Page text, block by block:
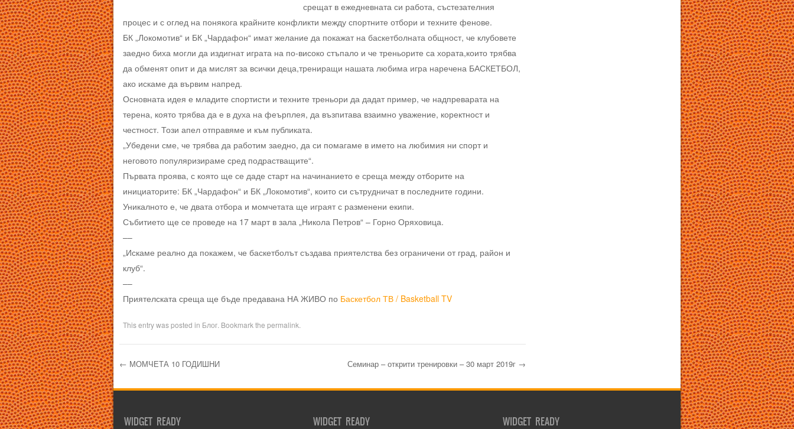
срещат в ежедневната си работа, състезателния
процес и с оглед на понякога крайните конфликти между спортните отбори и техните фенове.
БК „Локомотив“ и БК „Чардафон“ имат желание да покажат на баскетболната общност, че клубовете
заедно биха могли да издигнат играта на по-високо стъпало и че треньорите са хората,които трябва
да обменят опит и да мислят за всички деца,трениращи нашата любима игра наречена БАСКЕТБОЛ,
ако искаме да вървим напред.
Основната идея е младите спортисти и техните треньори да дадат пример, че надпреварата на
терена, която трябва да е в духа на феърплея, да възпитава взаимно уважение, коректност и
честност. Този апел отправяме и към публиката.
„Убедени сме, че трябва да работим заедно, да си помагаме в името на любимия ни спорт и
неговото популяризираме сред подрастващите“.
Първата проява, с която ще се даде старт на начинанието е среща между отборите на
инициаторите: БК „Чардафон“ и БК „Локомотив“, които си сътрудничат в последните години.
Уникалното е, че двата отбора и момчетата ще играят с разменени екипи.
Събитието ще се проведе на 17 март в зала „Никола Петров“ – Горно Оряховица.
––
„Искаме реално да покажем, че баскетболът създава приятелства без ограничени от град, район и
клуб“.
––
Приятелската среща ще бъде предавана НА ЖИВО по Баскетбол ТВ / Basketball TV
This entry was posted in Блог. Bookmark the permalink
Post navigation
← МОМЧЕТА 10 ГОДИШНИ Семинар – открити тренировки – 30 март 2019г →
WIDGET READY WIDGET READY WIDGET READY